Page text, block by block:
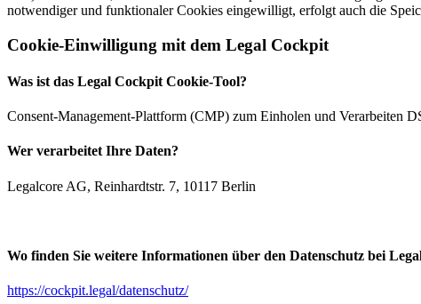
notwendiger und funktionaler Cookies eingewilligt, erfolgt auch die
Cookie-Einwilligung mit dem Legal Cockpit
Was ist das Legal Cockpit Cookie-Tool?
Consent-Management-Plattform (CMP) zum Einholen und Verarbeiten
Wer verarbeitet Ihre Daten?
Legalcore AG, Reinhardtstr. 7, 10117 Berlin
Wo finden Sie weitere Informationen über den Datenschutz bei
https://cockpit.legal/datenschutz/